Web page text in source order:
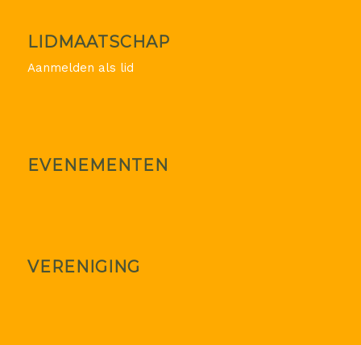
LIDMAATSCHAP
Aanmelden als lid
EVENEMENTEN
VERENIGING